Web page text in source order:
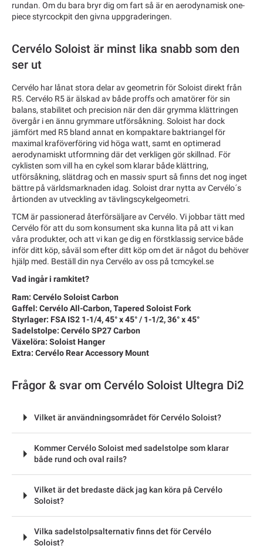
rundan. Om du bara bryr dig om fart så är en aerodynamisk one-
piece styrcockpit den givna uppgraderingen.
Cervélo Soloist är minst lika snabb som den
ser ut
Cervélo har lånat stora delar av geometrin för Soloist direkt från
R5. Cervélo R5 är älskad av både proffs och amatörer för sin
balans, stabilitet och precision när den där grymma klättringen
övergår i en ännu grymmare utförsåkning. Soloist har dock
jämfört med R5 bland annat en kompaktare baktriangel för
maximal kraföverföring vid höga watt, samt en optimerad
aerodynamiskt utformning där det verkligen gör skillnad. För
cyklisten som vill ha en cykel som klarar både klättring,
utförsåkning, slätdrag och en massiv spurt så finns det nog inget
bättre på världsmarknaden idag. Soloist drar nytta av Cervélo´s
årtionden av utveckling av tävlingscykelgeometri.
TCM är passionerad återförsäljare av Cervélo. Vi jobbar tätt med
Cervélo för att du som konsument ska kunna lita på att vi kan
våra produkter, och att vi kan ge dig en förstklassig service både
inför ditt köp, såväl som efter ditt köp om det är något du behöver
hjälp med. Beställ din nya Cervélo av oss på tcmcykel.se
Vad ingår i ramkitet?
Ram: Cervélo Soloist Carbon
Gaffel: Cervélo All-Carbon, Tapered Soloist Fork
Styrlager: FSA IS2 1-1/4, 45° x 45° / 1-1/2, 36° x 45°
Sadelstolpe: Cervélo SP27 Carbon
Växelöra: Soloist Hanger
Extra: Cervélo Rear Accessory Mount
Frågor & svar om Cervélo Soloist Ultegra Di2
Vilket är användningsområdet för Cervélo Soloist?
Kommer Cervélo Soloist med sadelstolpe som klarar
både rund och oval rails?
Vilket är det bredaste däck jag kan köra på Cervélo
Soloist?
Vilka sadelstolpsalternativ finns det för Cervélo
Soloist?